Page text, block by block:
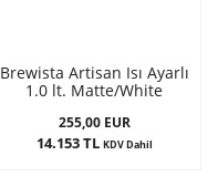
Brewista Artisan Isı Ayarlı
1.0 lt. Matte/White
255,00 EUR
14.153 TL KDV Dahil